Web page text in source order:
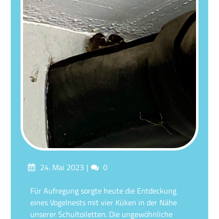
Posted24. Mai 2023 Comments
0
Für Aufregung sorgte heute die Entdeckung
eines Vogelnests mit vier Küken in der Nähe
unserer Schultoiletten. Die ungewöhnliche